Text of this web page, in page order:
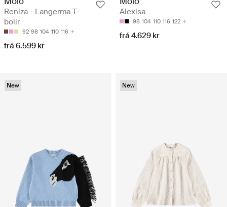
Reniza - Langerma T-
bolir
92 98 104 110 116
frá 6.599 kr
Alexisa
98 104 110 116 122
frá 4.629 kr
New New